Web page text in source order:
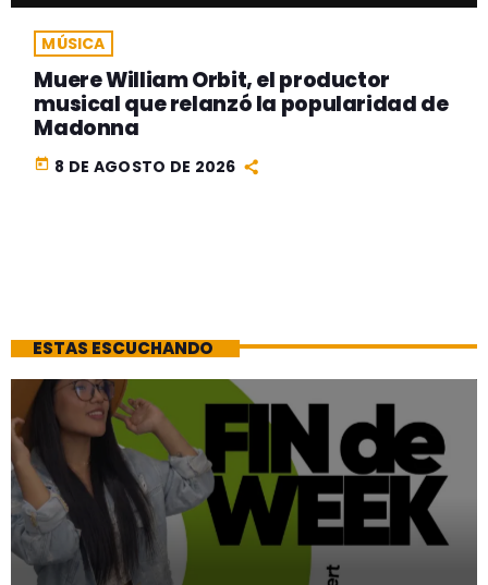
MÚSICA
Muere William Orbit, el productor
musical que relanzó la popularidad de
Madonna
today 8 DE AGOSTO DE 2026
ESTAS ESCUCHANDO